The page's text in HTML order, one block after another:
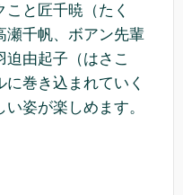
と匠千暁（たく
千帆、ボアン先輩
迫由起子（はさこ
巻き込まれていく
姿が楽しめます。